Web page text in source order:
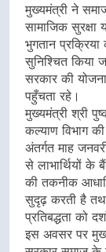
मुख्यमंत्री ने
सामाजिक सुरक्षा
भुगतान
सुनिश्चित किया
सरकार की
पहुँचता रहे।
मुख्यमंत्री श्री
कल्याण विभाग
अंतर्गत माह
से लाभार्थियों के
की तकनीक
सुदृढ़ करती है
प्रतिबद्धता को
इस अवसर पर